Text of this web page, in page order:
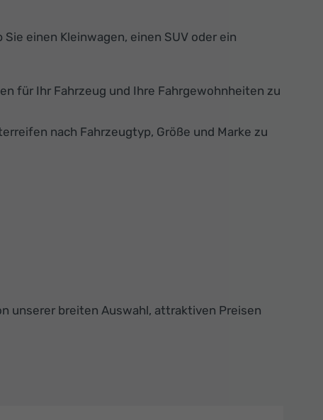
einen Kleinwagen, einen SUV oder ein
für Ihr Fahrzeug und Ihre Fahrgewohnheiten zu
nach Fahrzeugtyp, Größe und Marke zu
unserer breiten Auswahl, attraktiven Preisen